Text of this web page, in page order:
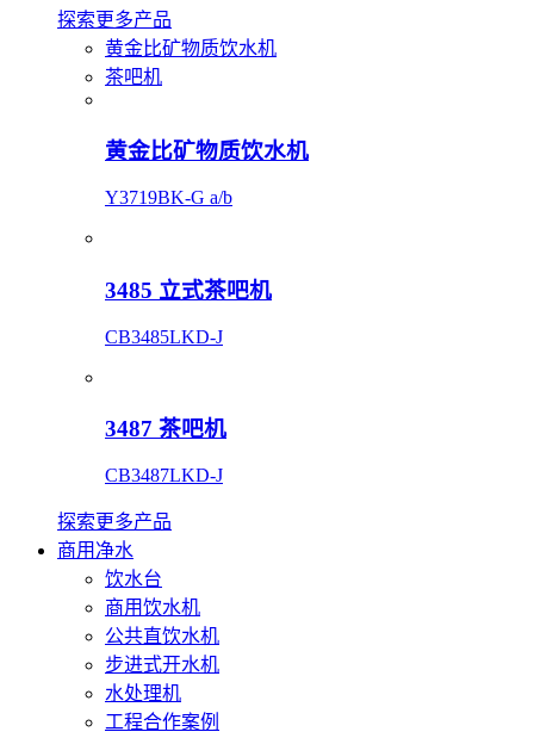
探索更多产品
黄金比矿物质饮水机
茶吧机
黄金比矿物质饮水机
Y3719BK-G a/b
3485 立式茶吧机
CB3485LKD-J
3487 茶吧机
CB3487LKD-J
探索更多产品
商用净水
饮水台
商用饮水机
公共直饮水机
步进式开水机
水处理机
工程合作案例